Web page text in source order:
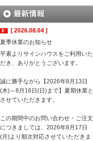
[ 2026.08.04 ]
夏季休業のお知らせ
平素よりサインハウスをご利用いた
だき、ありがとうございます。
誠に勝手ながら【2026年8月13日
(木)～8月16日(日)まで】夏期休業と
させていただきます。
この期間中のお問い合わせ・ご注文
につきましては、2026年8月17日
(月)より順次対応させていただきま